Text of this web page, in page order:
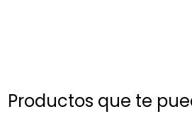
Productos que te